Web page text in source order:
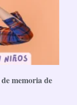
memoria de